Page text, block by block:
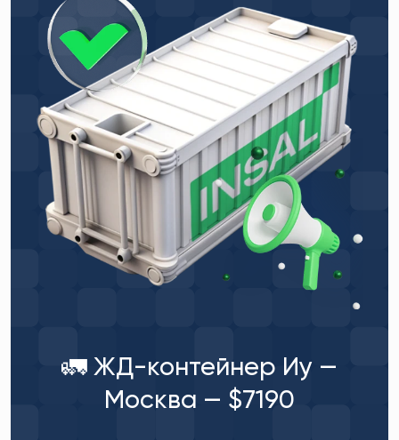
🚛 ЖД-контейнер Иу —
Москва — $7190